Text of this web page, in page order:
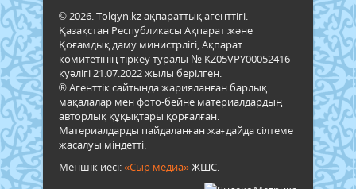
© 2026. Tolqyn.kz ақпараттық агенттігі.
Қазақстан Республикасы Ақпарат және
Қоғамдық даму министрлігі, Ақпарат
комитетінің тіркеу туралы № KZ05VPY00052416
куәлігі 21.07.2022 жылы берілген.
® Агенттік сайтында жарияланған барлық
мақалалар мен фото-бейне материалдардың
авторлық құқықтары қорғалған.
Материалдарды пайдаланған жағдайда сілтеме
жасалуы міндетті.
Меншік иесі:«Сыр медиа»ЖШС.